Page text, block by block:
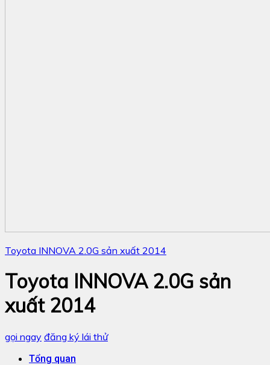
Toyota INNOVA 2.0G sản xuất 2014
Toyota INNOVA 2.0G sản
xuất 2014
gọi ngay đăng ký lái thử
Tổng quan